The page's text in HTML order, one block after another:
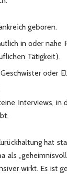
geboren.
in oder nahe
Tätigkeit).
oder
Interviews, in
hat
als
wirkt. Es ist